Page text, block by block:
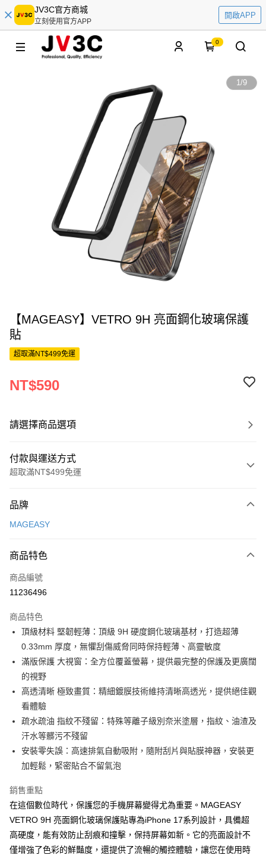
JV3C官方商城
立刻使用官方APP
開啟APP
0
1/9
【MAGEASY】VETRO 9H 亮面鋼化玻璃保護
貼
超取滿NT$499免運
NT$590
請選擇商品選項
付款與運送方式
超取滿NT$499免運
信用卡一次付款
LINE Pay
Apple Pay
AFTEE先享後付
相關說明
【關於「AFTEE先享後付」】
AFTEE先享後付是「在收到商品之後才付款」的支付方式。 讓您購物簡單
便利好安心！
１．簡單：不需註冊會員、不需綁卡、不需儲值。
２．便利：只要手機號碼，簡訊認證，即可結帳。
３．安心：先確認商品／服務後，再付款。
【「AFTEE先享後付」結帳流程】
１．於結帳方式選擇「AFTEE先享後付」後，將跳轉至「AFTEE先享後付」
結帳頁面，進行簡訊認證並確認金額後，即可完成結帳。
２．訂單成立數日內，您將收到繳費通知簡訊。
３．收到繳費通知簡訊後14天內，點擊此簡訊中的連結，可透過四大超商／
※ 請注意：結帳手續完成當下不需立刻繳費，但若您需要取消訂單，請聯絡
購買商品的店家。未經商家同意取消之訂單仍視為有效，需透過AFTEE先享
後付繳納相關費用。
※ 交易是否成功請以「AFTEE先享後付 」之結帳頁面顯示為準，若有關於
是否繳費成功／繳費後需取消欲退款等相關疑問，請聯繫「AFTEE先享後付
ATM付款
運送方式
全家取貨付款
每筆NT$60，滿NT$499(含以上)免運費
付款後全家取貨
每筆NT$60，滿NT$499(含以上)免運費
7-11取貨付款
每筆NT$60，滿NT$499(含以上)免運費
付款後7-11取貨
每筆NT$60，滿NT$499(含以上)免運費
品牌
MAGEASY
商品特色
商品編號
11236496
商品特色
頂級材料 堅韌輕薄：頂級 9H 硬度鋼化玻璃基材，打造超薄
0.33mm 厚度，無懼刮傷威脅同時保持輕薄、高靈敏度
滿版保護 大視窗：全方位覆蓋螢幕，提供最完整的保護及更廣闊
的視野
高透清晰 極致畫質：精細鍍膜技術維持清晰高透光，提供絕佳觀
看體驗
疏水疏油 指紋不殘留：特殊等離子級別奈米塗層，指紋、油渣及
汗水等髒污不殘留
安裝零失誤：高速排氣自動吸附，隨附刮片與貼膜神器，安裝更
加輕鬆，緊密貼合不留氣泡
銷售重點
在這個數位時代，保護您的手機屏幕變得尤為重要。MAGEASY
VETRO 9H 亮面鋼化玻璃保護貼專為iPhone 17系列設計，具備超
高硬度，能有效防止刮痕和撞擊，保持屏幕如新。它的亮面設計不
僅增強了色彩的鮮豔度，還提供了流暢的觸控體驗，讓您在使用時